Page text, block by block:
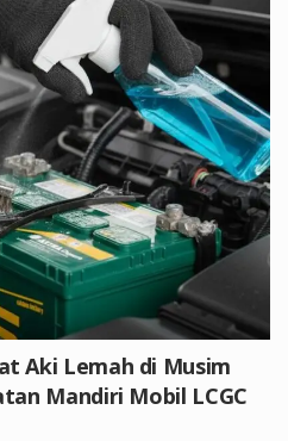
Aki Lemah di Musim
Mandiri Mobil LCGC